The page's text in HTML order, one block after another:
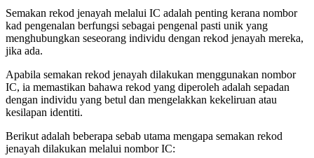
Semakan rekod jenayah melalui IC adalah penting kerana nombor
kad pengenalan berfungsi sebagai pengenal pasti unik yang
menghubungkan seseorang individu dengan rekod jenayah mereka,
jika ada.
Apabila semakan rekod jenayah dilakukan menggunakan nombor
IC, ia memastikan bahawa rekod yang diperoleh adalah sepadan
dengan individu yang betul dan mengelakkan kekeliruan atau
kesilapan identiti.
Berikut adalah beberapa sebab utama mengapa semakan rekod
jenayah dilakukan melalui nombor IC: